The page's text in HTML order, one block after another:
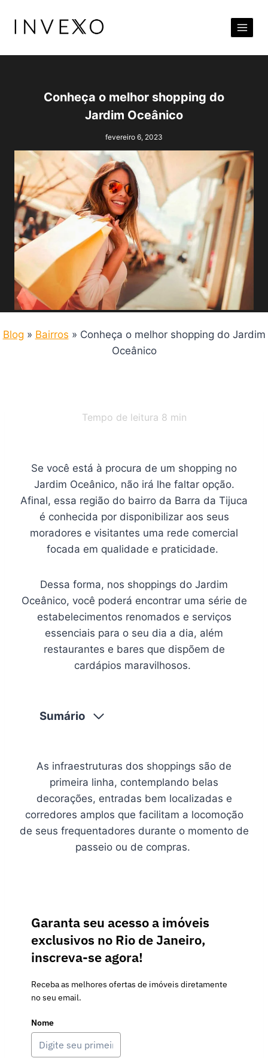
para
Conteúdo
Conheça o melhor shopping do
Jardim Oceânico
fevereiro 6, 2023
Blog » Bairros » Conheça o melhor shopping do Jardim
Oceânico
Tempo de leitura 8 min
Se você está à procura de um shopping no
Jardim Oceânico, não irá lhe faltar opção.
Afinal, essa região do bairro da Barra da Tijuca
é conhecida por disponibilizar aos seus
moradores e visitantes uma rede comercial
focada em qualidade e praticidade.
Dessa forma, nos shoppings do Jardim
Oceânico, você poderá encontrar uma série de
estabelecimentos renomados e serviços
essenciais para o seu dia a dia, além
restaurantes e bares que dispõem de
cardápios maravilhosos.
Sumário
As infraestruturas dos shoppings são de
primeira linha, contemplando belas
decorações, entradas bem localizadas e
corredores amplos que facilitam a locomoção
de seus frequentadores durante o momento de
passeio ou de compras.
Garanta seu acesso a imóveis
exclusivos no Rio de Janeiro,
inscreva-se agora!
Receba as melhores ofertas de imóveis diretamente
no seu email.
Nome